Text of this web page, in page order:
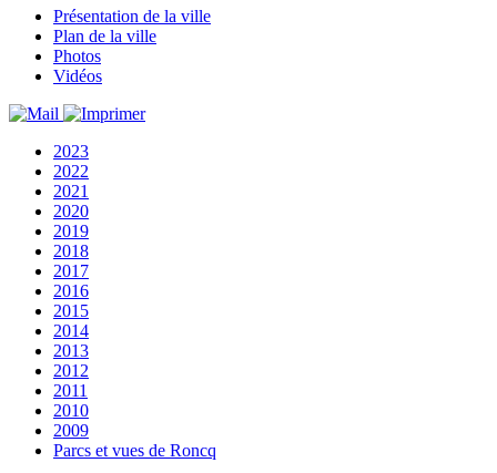
Présentation de la ville
Plan de la ville
Photos
Vidéos
2023
2022
2021
2020
2019
2018
2017
2016
2015
2014
2013
2012
2011
2010
2009
Parcs et vues de Roncq